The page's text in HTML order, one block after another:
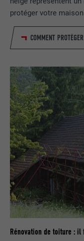
protéger votre
COMMENT
Rénovation de toiture :
EXPIRATION
NOM
FOURNISSEUR
EXPIRATION
UTILITÉ
NOM
FOURNISSEUR